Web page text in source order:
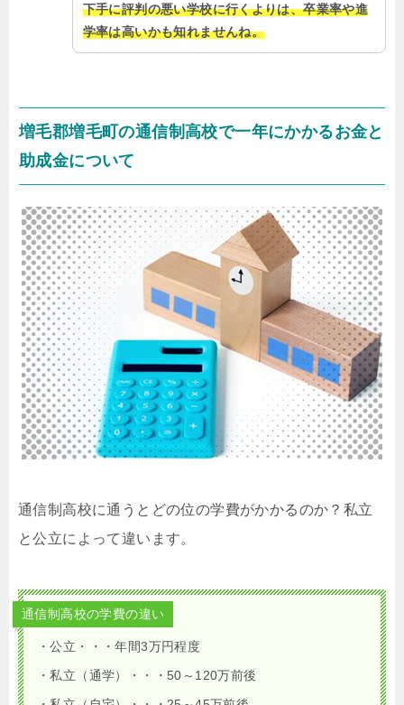
下手に評判の悪い学校に行くよりは、卒業率や進
学率は高いかも知れませんね。
増毛郡増毛町の通信制高校で一年にかかるお金と
助成金について
通信制高校に通うとどの位の学費がかかるのか？私立
と公立によって違います。
通信制高校の学費の違い
・公立・・・年間3万円程度
・私立（通学）・・・50～120万前後